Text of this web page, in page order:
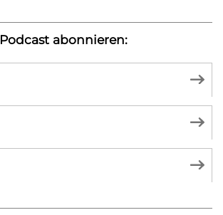
Podcast abonnieren: